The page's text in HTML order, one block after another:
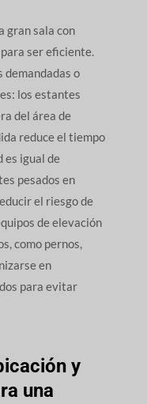
gran sala con
ser eficiente.
demandadas o
los estantes
del área de
reduce el tiempo
es igual de
pesados en
el riesgo de
de elevación
como pernos,
en
para evitar
y
una